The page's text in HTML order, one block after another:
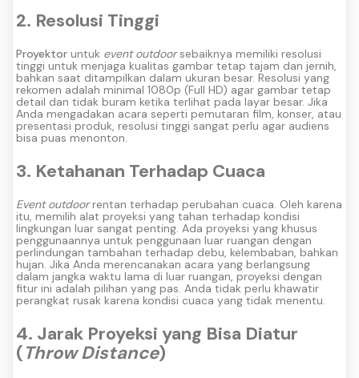
2. Resolusi Tinggi
Proyektor untuk event outdoorsebaiknya memiliki resolusi
tinggi untuk menjaga kualitas gambar tetap tajam dan jernih,
bahkan saat ditampilkan dalam ukuran besar. Resolusi yang
rekomen adalah minimal 1080p (Full HD) agar gambar tetap
detail dan tidak buram ketika terlihat pada layar besar. Jika
Anda mengadakan acara seperti pemutaran film, konser, atau
presentasi produk, resolusi tinggi sangat perlu agar audiens
bisa puas menonton.
3. Ketahanan Terhadap Cuaca
Event outdoorrentan terhadap perubahan cuaca. Oleh karena
itu, memilih alat proyeksi yang tahan terhadap kondisi
lingkungan luar sangat penting. Ada proyeksi yang khusus
penggunaannya untuk penggunaan luar ruangan dengan
perlindungan tambahan terhadap debu, kelembaban, bahkan
hujan. Jika Anda merencanakan acara yang berlangsung
dalam jangka waktu lama di luar ruangan, proyeksi dengan
fitur ini adalah pilihan yang pas. Anda tidak perlu khawatir
perangkat rusak karena kondisi cuaca yang tidak menentu.
4. Jarak Proyeksi yang Bisa Diatur
(Throw Distance)